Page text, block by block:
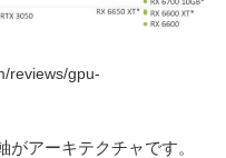
reviews/gpu-
がアーキテクチャです。